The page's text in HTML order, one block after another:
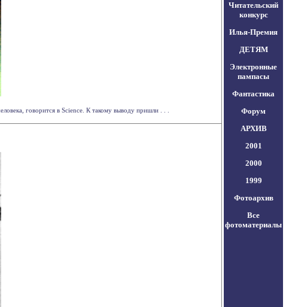
говорится в Science. К такому выводу пришли . . .
Читательский
конкурс
Илья-Премия
ДЕТЯМ
Электронные
пампасы
Фантастика
Форум
АРХИВ
2001
2000
1999
Фотоархив
Все
фотоматериалы